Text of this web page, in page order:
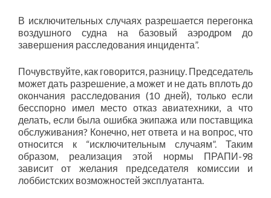
В исключительных случаях разрешается перегонка
воздушного судна на базовый аэродром до
завершения расследования инцидента”.
Почувствуйте, как говорится, разницу. Председатель
может дать разрешение, а может и не дать вплоть до
окончания расследования (10 дней), только если
бесспорно имел место отказ авиатехники, а что
делать, если была ошибка экипажа или поставщика
обслуживания? Конечно, нет ответа и на вопрос, что
относится к “исключительным случаям”. Таким
образом, реализация этой нормы ПРАПИ-98
зависит от желания председателя комиссии и
лоббистских возможностей эксплуатанта.